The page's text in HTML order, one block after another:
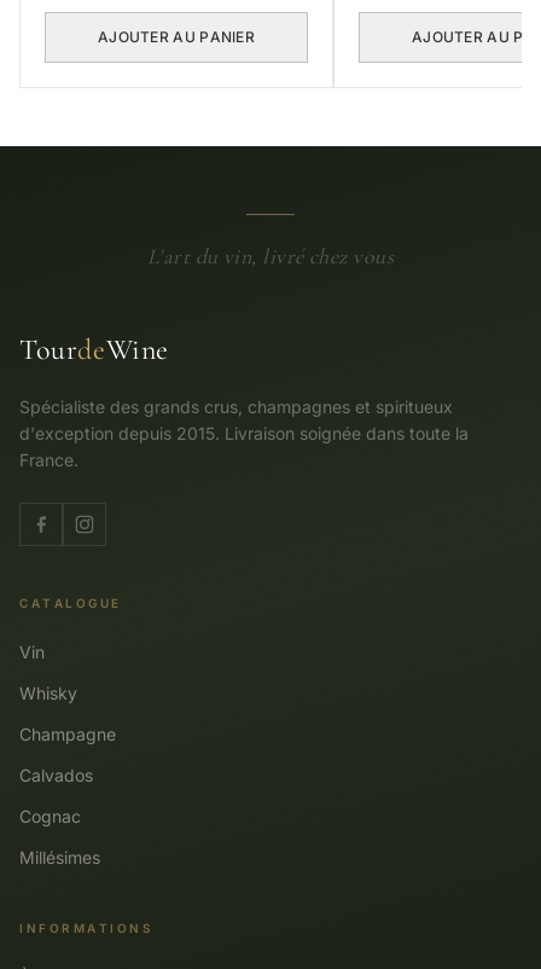
AJOUTER AU PANIER AJOUTER AU
L'art du vin, livré chez vous
TourdeWine
Spécialiste des grands crus, champagnes et spiritueux
d'exception depuis 2015. Livraison soignée dans toute la
France.
CATALOGUE
Vin
Whisky
Champagne
Calvados
Cognac
Millésimes
INFORMATIONS